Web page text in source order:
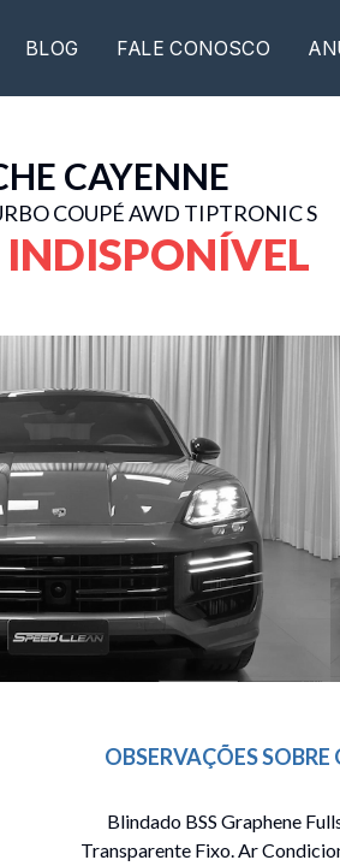
BLOG FALE CONOSCO
CAYENNE
COUPÉ AWD TIPTRONIC S
OBSERVAÇÕES
Blindado BSS Graphene
Transparente Fixo. Ar